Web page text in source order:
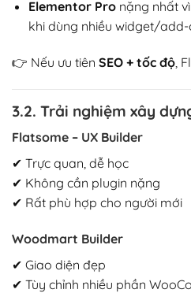
Elementor Pronặng nhất
khi dùng nhiều widget/add-
👉 Nếu ưu tiên SEO + tốc độ ,
3.2. Trải nghiệm xây
Flatsome – UX Builder
✔ Trực quan, dễ học
✔ Không cần plugin nặng
✔ Rất phù hợp cho người mới
Woodmart Builder
✔ Giao diện đẹp
✔ Tùy chỉnh nhiều phần